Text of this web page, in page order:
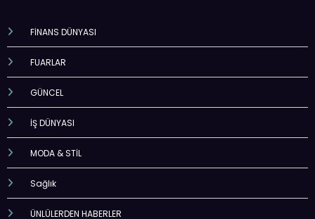
FİNANS DÜNYASI
FUARLAR
GÜNCEL
İŞ DÜNYASI
MODA & STİL
Sağlık
ÜNLÜLERDEN HABERLER